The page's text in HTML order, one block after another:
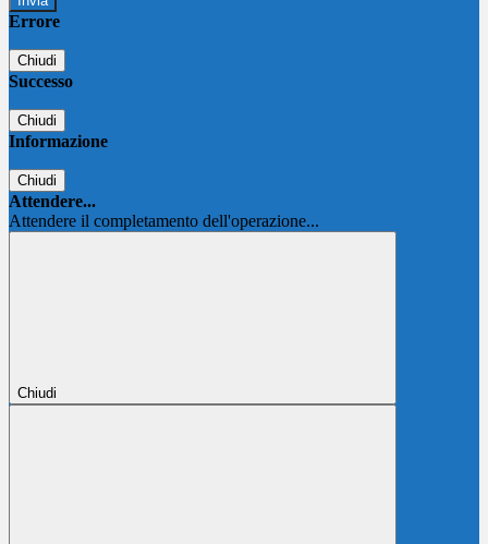
Errore
Chiudi
Successo
Chiudi
Informazione
Chiudi
Attendere...
Attendere il completamento dell'operazione...
Chiudi